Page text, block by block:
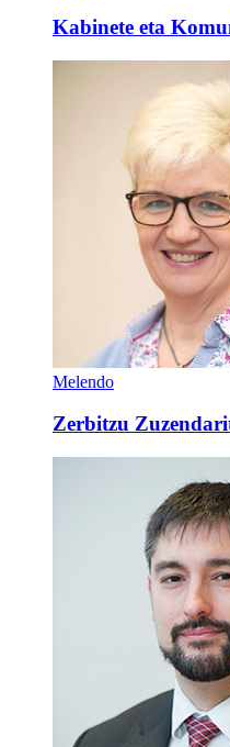
Kabinete eta
Melendo
Zerbitzu